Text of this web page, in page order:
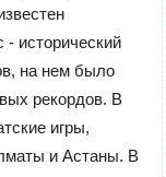
- исторический
на нем было
рекордов. В
игры,
и Астаны. В